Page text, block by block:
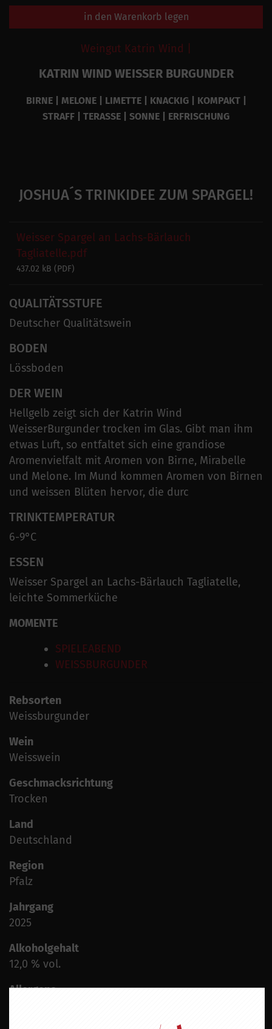
in den Warenkorb legen
Weingut Katrin Wind |
KATRIN WIND WEISSER BURGUNDER
BIRNE | MELONE | LIMETTE | KNACKIG | KOMPAKT |
STRAFF | TERASSE | SONNE | ERFRISCHUNG
JOSHUA´S TRINKIDEE ZUM SPARGEL!
Weisser Spargel an Lachs-Bärlauch
Tagliatelle.pdf
437.02 kB (PDF)
QUALITÄTSSTUFE
Deutscher Qualitätswein
BODEN
Lössboden
DER WEIN
Hellgelb zeigt sich der Katrin Wind
WeisserBurgunder trocken im Glas. Gibt man ihm
etwas Luft, so entfaltet sich eine grandiose
Aromenvielfalt mit Aromen von Birne, Mirabelle
und Melone. Im Mund kommen Aromen von Birnen
und weissen Blüten hervor, die durc
TRINKTEMPERATUR
6-9°C
ESSEN
Weisser Spargel an Lachs-Bärlauch Tagliatelle,
leichte Sommerküche
MOMENTE
SPIELEABEND
WEISSBURGUNDER
Rebsorten
Weissburgunder
Wein
Weisswein
Geschmacksrichtung
Trocken
Land
Deutschland
Region
Pfalz
Jahrgang
2025
Alkoholgehalt
12,0 % vol.
Allergene